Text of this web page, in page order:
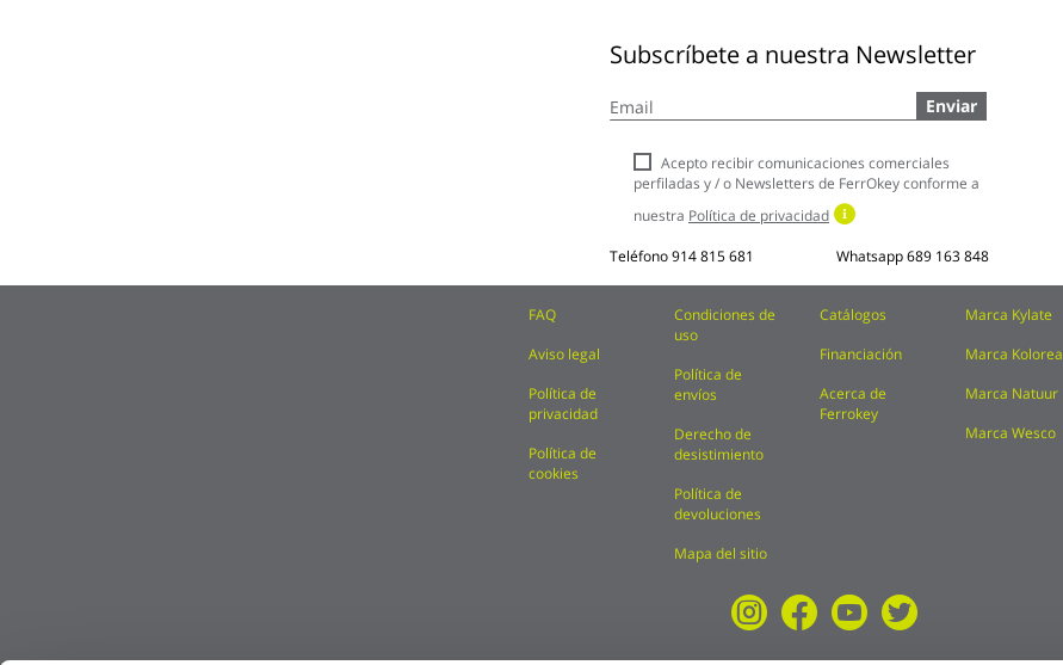
Subscríbete a nuestra Newsletter
a
boletín
noticias:
Enviar
Acepto recibir comunicaciones comerciales
perfiladas y / o Newsletters de FerrOkey conforme a
nuestra Política de privacidad
Teléfono914 815 681 Whatsapp689 163 848
FAQ
Aviso legal
Política de
privacidad
Política de
cookies
Condiciones de
uso
Política de
envíos
Derecho de
desistimiento
Política de
devoluciones
Mapa del sitio
Catálogos
Financiación
Acerca de
Ferrokey
Marca Kylate
Marca Kolorea
Marca Natuur
Marca Wesco